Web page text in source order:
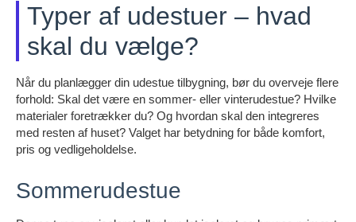
Typer af udestuer – hvad
skal du vælge?
Når du planlægger din udestue tilbygning, bør du overveje flere
forhold: Skal det være en sommer- eller vinterudestue? Hvilke
materialer foretrækker du? Og hvordan skal den integreres
med resten af huset? Valget har betydning for både komfort,
pris og vedligeholdelse.
Sommerudestue